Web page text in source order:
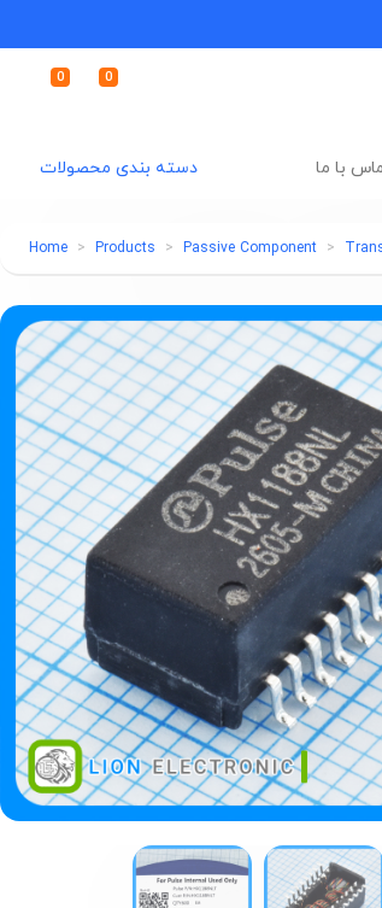
0 0
دسته بندی محصولات با ما
Home Products Passive Component